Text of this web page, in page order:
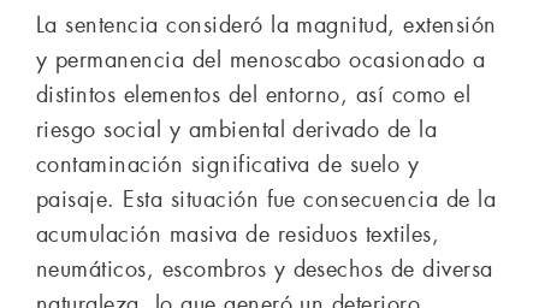
La sentencia consideró la magnitud, extensión
y permanencia del menoscabo ocasionado a
distintos elementos del entorno, así como el
riesgo social y ambiental derivado de la
contaminación significativa de suelo y
paisaje. Esta situación fue consecuencia de la
acumulación masiva de residuos textiles,
neumáticos, escombros y desechos de diversa